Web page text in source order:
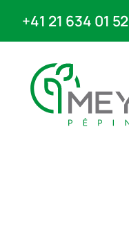
+41 21 634 01 52